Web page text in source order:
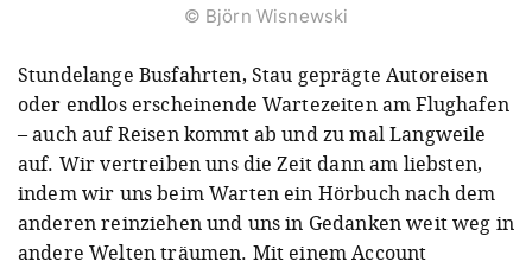
© Björn Wisnewski
Stundelange Busfahrten, Stau geprägte Autoreisen
oder endlos erscheinende Wartezeiten am Flughafen
– auch auf Reisen kommt ab und zu mal Langweile
auf. Wir vertreiben uns die Zeit dann am liebsten,
indem wir uns beim Warten ein Hörbuch nach dem
anderen reinziehen und uns in Gedanken weit weg in
andere Welten träumen. Mit einem Account